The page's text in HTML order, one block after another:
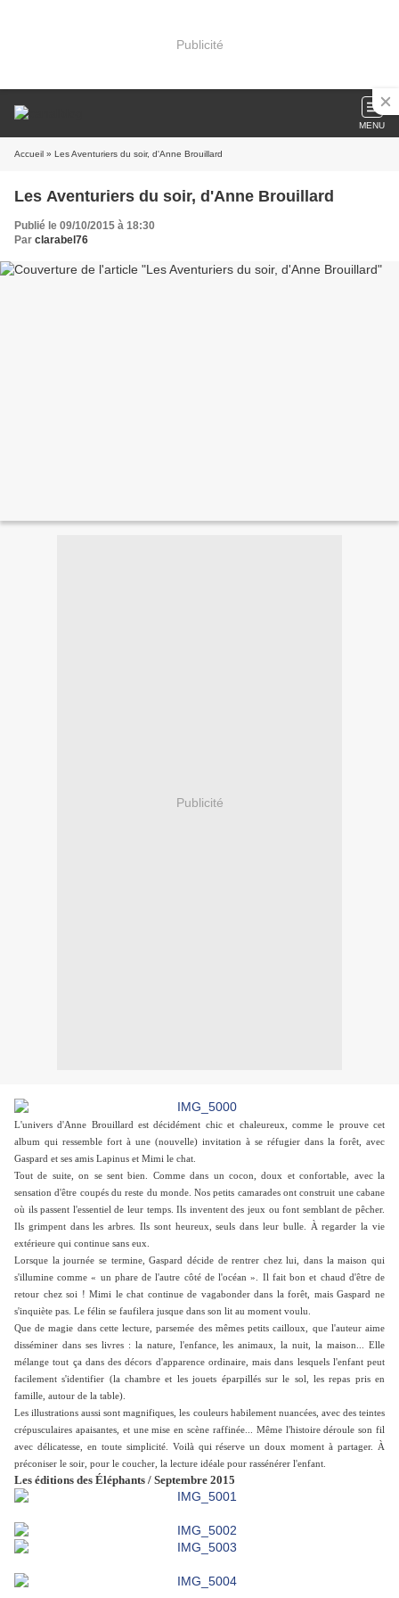
Publicité
MENU
Accueil » Les Aventuriers du soir, d'Anne Brouillard
Les Aventuriers du soir, d'Anne Brouillard
Publié le 09/10/2015 à 18:30
Par clarabel76
Publicité
L'univers d'Anne Brouillard est décidément chic et chaleureux, comme le prouve cet
album qui ressemble fort à une (nouvelle) invitation à se réfugier dans la forêt, avec
Gaspard et ses amis Lapinus et Mimi le chat.
Tout de suite, on se sent bien. Comme dans un cocon, doux et confortable, avec la
sensation d'être coupés du reste du monde. Nos petits camarades ont construit une cabane
où ils passent l'essentiel de leur temps. Ils inventent des jeux ou font semblant de pêcher.
Ils grimpent dans les arbres. Ils sont heureux, seuls dans leur bulle. À regarder la vie
extérieure qui continue sans eux.
Lorsque la journée se termine, Gaspard décide de rentrer chez lui, dans la maison qui
s'illumine comme « un phare de l'autre côté de l'océan ». Il fait bon et chaud d'être de
retour chez soi ! Mimi le chat continue de vagabonder dans la forêt, mais Gaspard ne
s'inquiète pas. Le félin se faufilera jusque dans son lit au moment voulu.
Que de magie dans cette lecture, parsemée des mêmes petits cailloux, que l'auteur aime
disséminer dans ses livres : la nature, l'enfance, les animaux, la nuit, la maison... Elle
mélange tout ça dans des décors d'apparence ordinaire, mais dans lesquels l'enfant peut
facilement s'identifier (la chambre et les jouets éparpillés sur le sol, les repas pris en
famille, autour de la table).
Les illustrations aussi sont magnifiques, les couleurs habilement nuancées, avec des teintes
crépusculaires apaisantes, et une mise en scène raffinée... Même l'histoire déroule son fil
avec délicatesse, en toute simplicité. Voilà qui réserve un doux moment à partager. À
préconiser le soir, pour le coucher, la lecture idéale pour rassénérer l'enfant.
Les éditions des Éléphants / Septembre 2015